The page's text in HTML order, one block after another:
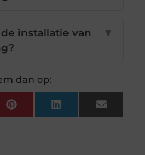
installatie van
▼
dan op:
PinterestLinkedInEmail